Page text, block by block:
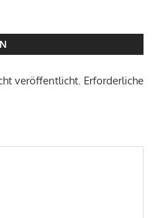
veröffentlicht. Erforderliche